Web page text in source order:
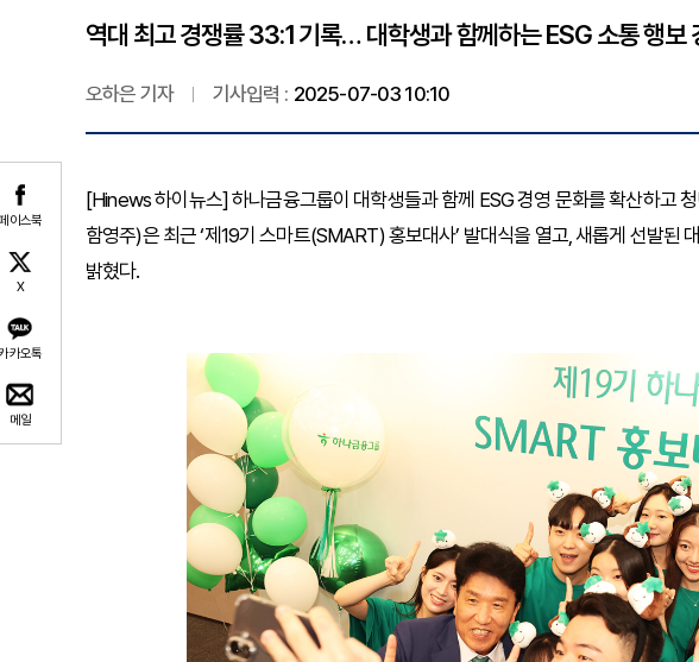
이스북
X
카오톡
메일
역대 최고 경쟁률 33:1 기록… 대학생과 함께하는 ESG 소통 행보
오하은 기자 기사입력 : 2025-07-03 10:10
[Hinews 하이뉴스] 하나금융그룹이 대학생들과 함께 ESG 경영 문화를 확산하고
함영주)은 최근 ‘제19기 스마트(SMART) 홍보대사’ 발대식을 열고, 새롭게 선발된
밝혔다.